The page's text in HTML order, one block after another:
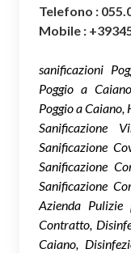
Telefono :
Mobile :
sanificazioni
Poggio a
Poggio a Caiano,
Sanificazione
Sanificazione
Sanificazione
Sanificazione
Azienda
Contratto,
Caiano,